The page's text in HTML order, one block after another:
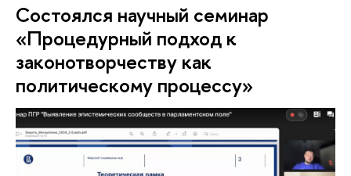
Состоялся научный семинар
«Процедурный подход к
законотворчеству как
политическому процессу»